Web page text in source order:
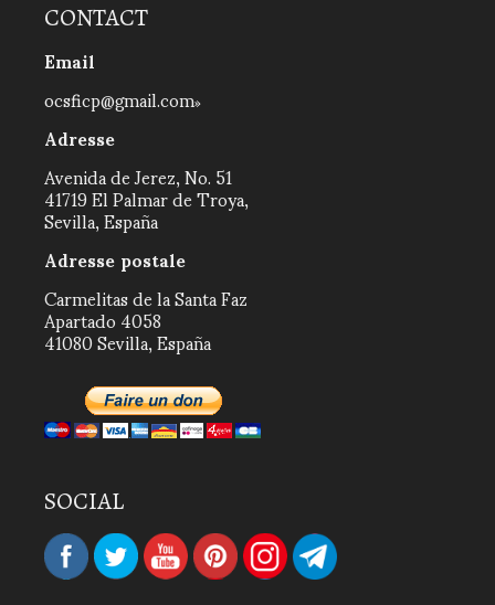
CONTACT
Email
ocsficp@gmail.com
Adresse
Avenida de Jerez, No. 51
41719 El Palmar de Troya,
Sevilla, España
Adresse postale
Carmelitas de la Santa Faz
Apartado 4058
41080 Sevilla, España
SOCIAL